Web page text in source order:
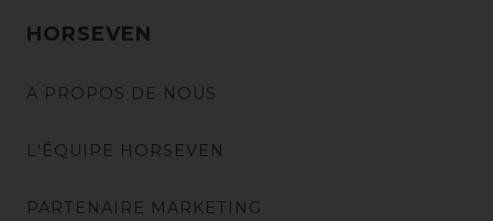
HORSEVEN
A PROPOS DE NOUS
L'ÉQUIPE HORSEVEN
PARTENAIRE MARKETING